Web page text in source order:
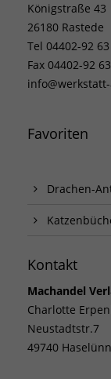
Königstraße 43
26180 Rastede
Tel 04402-92
Fax 04402-92
Favoriten
Drachen-
Kontakt
Machandel
Charlotte
Neustadtstr.7
49740